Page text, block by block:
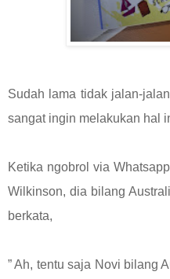
Sudah lama tidak jalan-
sangat ingin melakukan hal
Ketika ngobrol via
Wilkinson, dia bilang
berkata,
” Ah, tentu saja Novi bilang